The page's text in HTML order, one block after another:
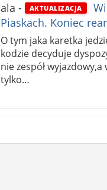
ala - AKTUALIZACJA
Piaskach. Koniec
O tym jaka karetka
kodzie decyduje
nie zespół wyjazdowy,a
tylko…